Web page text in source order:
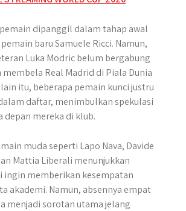
dipanggil dalam tahap awal
baru Samuele Ricci. Namun,
Luka Modric belum bergabung
membela Real Madrid di Piala Dunia
itu, beberapa pemain kunci justru
daftar, menimbulkan spekulasi
depan mereka di klub.
muda seperti Lapo Nava, Davide
Mattia Liberali menunjukkan
ingin memberikan kesempatan
akademi. Namun, absennya empat
menjadi sorotan utama jelang